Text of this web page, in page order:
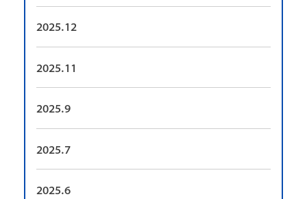
2025.12
2025.11
2025.9
2025.7
2025.6